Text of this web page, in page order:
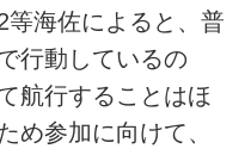
等海佐によると、普
行動しているの
航行することはほ
め参加に向けて、